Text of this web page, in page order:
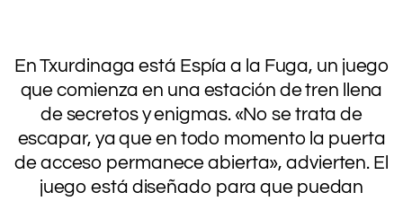
En Txurdinaga está Espía a la Fuga, un juego
que comienza en una estación de tren llena
de secretos y enigmas. «No se trata de
escapar, ya que en todo momento la puerta
de acceso permanece abierta», advierten. El
juego está diseñado para que puedan